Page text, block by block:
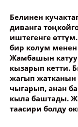
Белинен
диванга
иштегенге
бир колум
Жамбашын
кызарып кетти.
жагып
чыгарып, анан
кыла баштады.
таасири болду